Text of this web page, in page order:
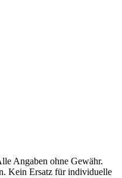
Angaben ohne Gewähr.
Kein Ersatz für individuelle